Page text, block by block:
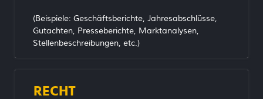
(Beispiele: Geschäftsberichte, Jahresabschlüsse,
Gutachten, Presseberichte, Marktanalysen,
Stellenbeschreibungen, etc.)
RECHT